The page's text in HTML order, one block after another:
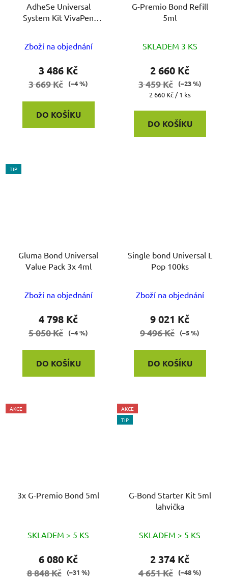
AdheSe Universal
System Kit VivaPen
Zboží na objednání
3 486 Kč
3 669 Kč (–4 %)
DO KOŠÍKU
G-Premio Bond Refill
5ml
SKLADEM 3 KS
2 660 Kč
3 459 Kč
(–23 %)
Měrná
2 660 Kč / 1 ks
DO KOŠÍKU
TIP
Gluma Bond Universal
Value Pack 3x 4ml
Zboží na objednání
4 798 Kč
5 050 Kč (–4 %)
DO KOŠÍKU
Single bond Universal L
Pop 100ks
Zboží na objednání
9 021 Kč
9 496 Kč (–5 %)
DO KOŠÍKU
AKCE
3x G-Premio Bond 5ml
SKLADEM > 5 KS
6 080 Kč
8 848 Kč (–31 %)
AKCE
TIP
G-Bond Starter Kit 5ml
lahvička
SKLADEM > 5 KS
2 374 Kč
4 651 Kč (–48 %)